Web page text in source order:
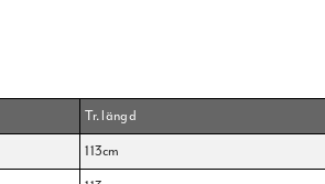
Tr. längd
113cm